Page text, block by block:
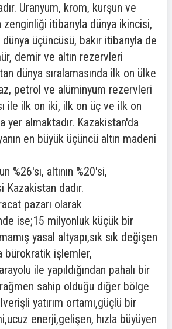
Uranyum, krom, kurşun ve
zenginliği itibarıyla dünya ikincisi,
üçüncüsü, bakır itibarıyla de
demir ve altın rezervleri
dünya sıralamasında ilk on ülke
petrol ve alüminyum rezervleri
ile ilk on iki, ilk on üç ve ilk on
yer almaktadır. Kazakistan'da
en büyük üçüncü altın madeni
%26'sı, altının %20'si,
Kazakistan dadır.
pazarı olarak
ise;15 milyonluk küçük bir
yasal altyapı,sık sık değişen
bürokratik işlemler,
ile yapıldığından pahalı bir
rağmen sahip olduğu diğer bölge
yatırım ortamı,güçlü bir
enerji,gelişen, hızla büyüyen